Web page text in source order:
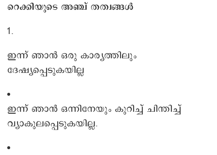
റെക്കിയുടെ അഞ്ച് തത്വങ്ങൾ
ഇന്ന് ഞാൻ ഒരു കാര്യത്തിലും
ദേഷ്യപ്പെടുകയില്ല
ഇന്ന് ഞാൻ ഒന്നിനേയും കുറിച്ച് ചിന്തിച്ച്
വ്യാകുലപ്പെടുകയില്ല.